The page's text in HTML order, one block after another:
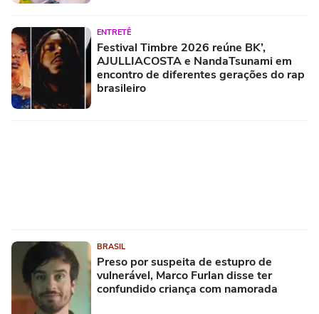
ENTRETÊ
Festival Timbre 2026 reúne BK’,
AJULLIACOSTA e NandaTsunami em
encontro de diferentes gerações do rap
brasileiro
BRASIL
Preso por suspeita de estupro de
vulnerável, Marco Furlan disse ter
confundido criança com namorada